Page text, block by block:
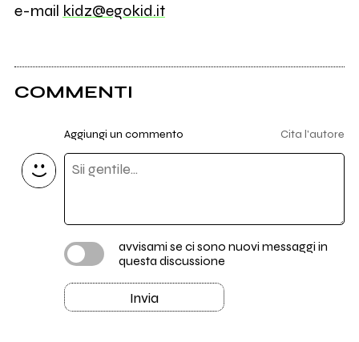
e-mail kidz@egokid.it
COMMENTI
Aggiungi un commento Cita l'autore
avvisami se ci sono nuovi messaggi in
questa discussione
Invia